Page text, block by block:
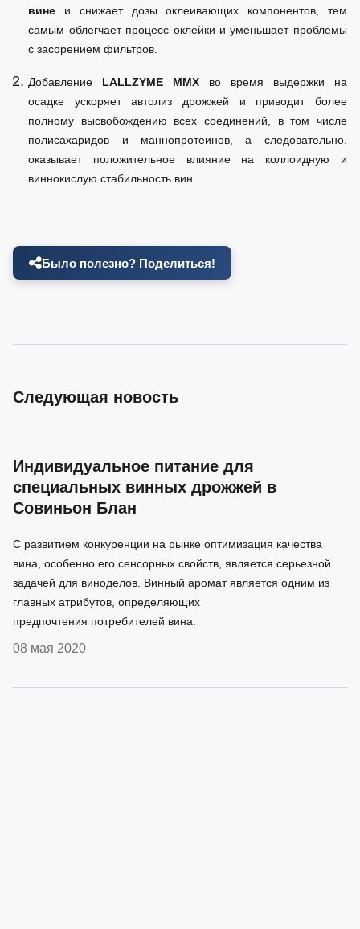
вине и снижает дозы оклеивающих компонентов, тем
самым облегчает процесс оклейки и уменьшает проблемы
с засорением фильтров.
Добавление LALLZYME MMX во время выдержки на
осадке ускоряет автолиз дрожжей и приводит более
полному высвобождению всех соединений, в том числе
полисахаридов и маннопротеинов, а следовательно,
оказывает положительное влияние на коллоидную и
виннокислую стабильность вин.
Было полезно? Поделиться!
Следующая новость
Индивидуальное питание для
специальных винных дрожжей в
Совиньон Блан
С развитием конкуренции на рынке оптимизация качества
вина, особенно его сенсорных свойств, является серьезной
задачей для виноделов. Винный аромат является одним из
главных атрибутов, определяющих
предпочтения потребителей вина.
08 мая 2020